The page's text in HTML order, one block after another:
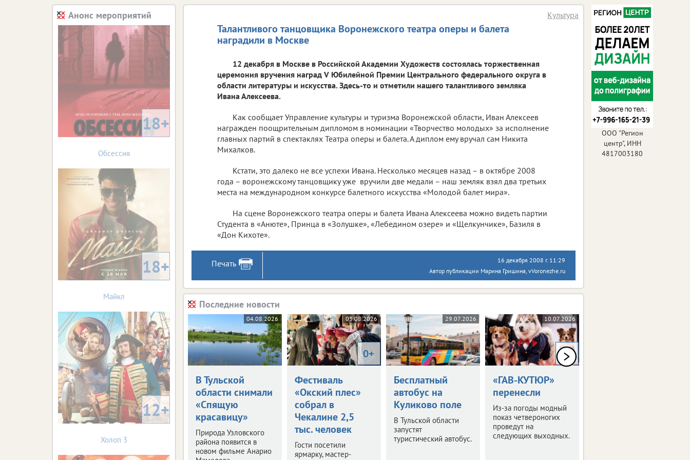
Талантливого танцовщика Воронежского театра оперы и балета
наградили в Москве
Культура
12 декабря в Москве в Российской Академии Художеств состоялась торжественная
церемония вручения наград V Юбилейной Премии Центрального федерального округа в
области литературы и искусства. Здесь-то и отметили нашего талантливого земляка
Ивана Алексеева.
Как сообщает Управление культуры и туризма Воронежской области, Иван Алексеев
награжден поощрительным дипломом в номинации «Творчество молодых» за исполнение
главных партий в спектаклях Театра оперы и балета. А диплом ему вручал сам Никита
Михалков.
Кстати, это далеко не все успехи Ивана. Несколько месяцев назад – в октябре 2008
года – воронежскому танцовщику уже вручили две медали – наш земляк взял два третьих
места на международном конкурсе балетного искусства «Молодой балет мира».
На сцене Воронежского театра оперы и балета Ивана Алексеева можно видеть партии
Студента в «Анюте», Принца в «Золушке», «Лебедином озере» и «Щелкунчике», Базиля в
«Дон Кихоте».
Печать
16 декабря 2008 г. 11:29
Автор публикации Марина Гришина, vVoronezhe.ru
Последние новости
04.08.2026
В Тульской
области снимали
«Спящую
красавицу»
Природа Узловского
района появится в
новом фильме Анарио
03.08.2026
0+
Фестиваль
«Окский плес»
собрал в
Чекалине 2,5
тыс. человек
Гости посетили
ярмарку, мастер-
29.07.2026
Бесплатный
автобус на
Куликово поле
В Тульской области
запустят
туристический автобус.
10.07.2026
0+
«ГАВ-КУТЮР»
перенесли
Из-за погоды модный
показ четвероногих
проведут на
следующих выходных.
Анонс мероприятий
18+
Обсессия
18+
Майкл
12+
Холоп 3
ООО "Регион
центр", ИНН
4817003180